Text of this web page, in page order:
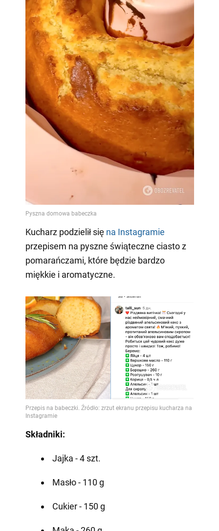
Kucharz podzielił się na Instagramie
przepisem na pyszne świąteczne ciasto z
pomarańczami, które będzie bardzo
miękkie i aromatyczne.
Składniki:
Jajka - 4 szt.
Masło - 110 g
Cukier - 150 g